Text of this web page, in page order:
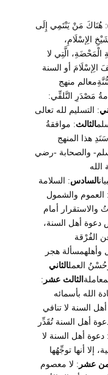
هُنَاكَ مَنْ يَنْتَمِي إِلَى
الِإسْلَامِ،
الَّتِي لا
أو السنة
منهج
مَصْدَرِ التَّلقِّي:
: التسليم لله تعالى
الثالث: موافقةُ
هذا المنهج
والصحابة -رضي
الله
السادس: السلامة
: العموم والشمول
والاستقرار أمام
أهل السنة،
الفُرْقة
وأهلهمسألة هجر
العملالثاني
الثالث عشر :
الله بأسمائه
السنة لا تنافي
أهل السنة تُقَدِّر
: دعوة أهل السنة لا
إلا أنها توجِّهُها
عشر : لا معصوم